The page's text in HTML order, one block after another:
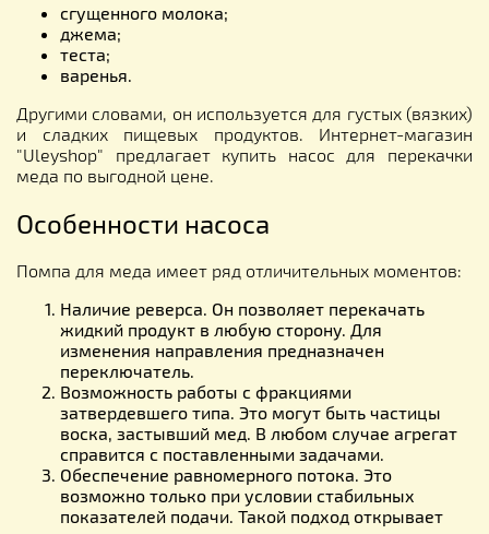
сгущенного молока;
джема;
теста;
варенья.
Другими словами, он используется для густых (вязких)
и сладких пищевых продуктов. Интернет-магазин
"Uleyshop" предлагает купить насос для перекачки
меда по выгодной цене.
Особенности насоса
Помпа для меда имеет ряд отличительных моментов:
Наличие реверса. Он позволяет перекачать
жидкий продукт в любую сторону. Для
изменения направления предназначен
переключатель.
Возможность работы с фракциями
затвердевшего типа. Это могут быть частицы
воска, застывший мед. В любом случае агрегат
справится с поставленными задачами.
Обеспечение равномерного потока. Это
возможно только при условии стабильных
показателей подачи. Такой подход открывает